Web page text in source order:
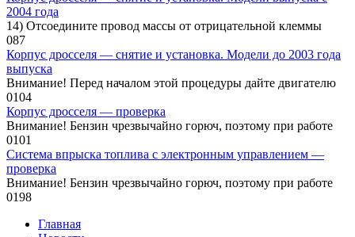
2004 года
14) Отсоедините провод массы от отрицательной клеммы
087
Корпус дросселя — снятие и установка. Модели до 2003 года
выпуска
Внимание! Перед началом этой процедуры дайте двигателю
0104
Корпус дросселя — проверка
Внимание! Бензин чрезвычайно горюч, поэтому при работе
0101
Система впрыска топлива с электронным управлением —
проверка
Внимание! Бензин чрезвычайно горюч, поэтому при работе
0198
Главная